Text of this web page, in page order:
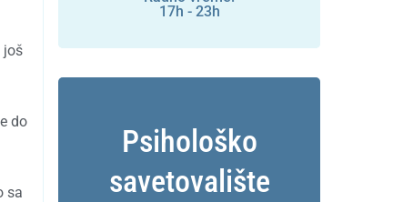
još
do
sa
17h - 23h
Psihološko
savetovalište